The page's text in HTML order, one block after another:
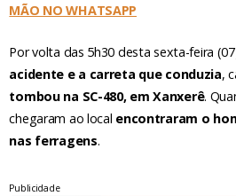
MÃO NO WHATSAPP
Por volta das 5h30 desta sexta-feira
acidente e a carreta que conduzia,
tombou na SC-480, em Xanxerê.
chegaram ao local encontraram o
nas ferragens.
Publicidade